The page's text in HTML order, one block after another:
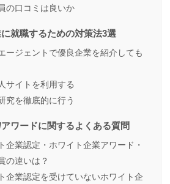
の口コミは良いか
就職するための対策法3選
ージェントで優良企業を紹介しても
サイトを利用する
究を徹底的に行う
ワードに関するよくある質問
企業認定・ホワイト企業アワード・
の違いは？
企業認定を受けていないホワイト企